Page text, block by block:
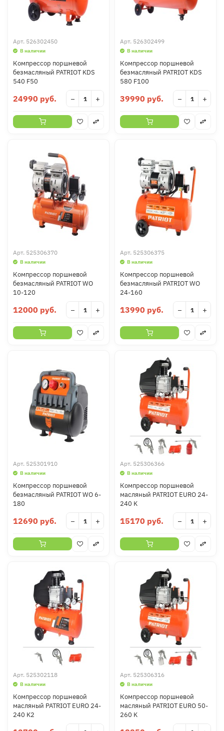
Арт. 526302450
В наличии
Компрессор поршневой
безмасляный PATRIOT KDS
540 F50
24990 руб. − +
Арт. 526302499
В наличии
Компрессор поршневой
безмасляный PATRIOT KDS
580 F100
39990 руб. − +
Арт. 525306370
В наличии
Компрессор поршневой
безмасляный PATRIOT WO
10-120
12000 руб. − +
Арт. 525306375
В наличии
Компрессор поршневой
безмасляный PATRIOT WO
24-160
13990 руб. − +
Арт. 525301910
В наличии
Компрессор поршневой
безмасляный PATRIOT WO 6-
180
12690 руб. − +
Арт. 525306366
В наличии
Компрессор поршневой
масляный PATRIOT EURO 24-
240 K
15170 руб. − +
Арт. 525302118
В наличии
Компрессор поршневой
масляный PATRIOT EURO 24-
240 K2
Арт. 525306316
В наличии
Компрессор поршневой
масляный PATRIOT EURO 50-
260 K